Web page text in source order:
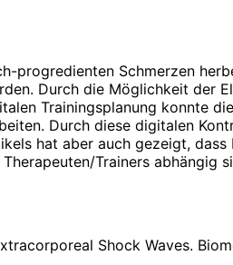
progredienten Schmerzen
Durch die Möglichkeit der
Trainingsplanung konnte
Durch diese digitalen
hat aber auch gezeigt,
Trainers abhängig
Shock Waves.